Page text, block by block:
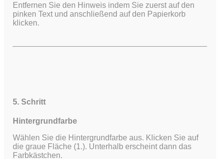
Entfernen Sie den Hinweis indem Sie zuerst auf den
pinken Text und anschließend auf den Papierkorb
klicken.
5. Schritt
Hintergrundfarbe
Wählen Sie die Hintergrundfarbe aus. Klicken Sie auf
die graue Fläche (1.). Unterhalb erscheint dann das
Farbkästchen.